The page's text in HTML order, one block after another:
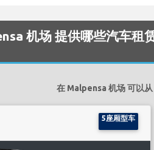
机场 提供哪些汽车租
在 Malpensa 机场 可以
5座厢型车